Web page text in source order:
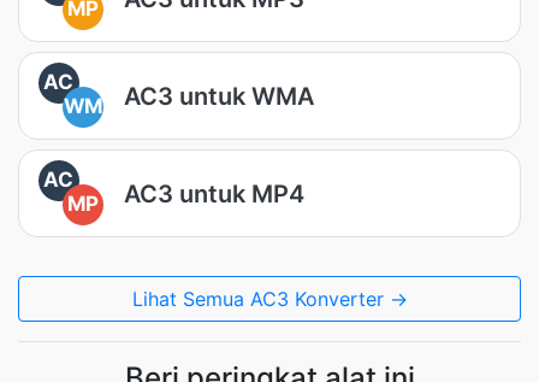
MP
AC
WM
AC3 untuk WMA
AC
MP
AC3 untuk MP4
Lihat Semua AC3 Konverter →